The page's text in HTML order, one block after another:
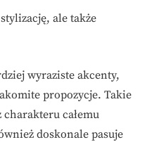
ale także
wyraziste akcenty,
propozycje. Takie
całemu
doskonale pasuje